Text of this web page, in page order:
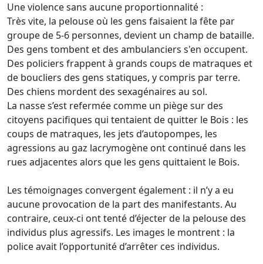
Une violence sans aucune proportionnalité :
Très vite, la pelouse où les gens faisaient la fête par
groupe de 5-6 personnes, devient un champ de bataille.
Des gens tombent et des ambulanciers s'en occupent.
Des policiers frappent à grands coups de matraques et
de boucliers des gens statiques, y compris par terre.
Des chiens mordent des sexagénaires au sol.
La nasse s’est refermée comme un piège sur des
citoyens pacifiques qui tentaient de quitter le Bois : les
coups de matraques, les jets d’autopompes, les
agressions au gaz lacrymogène ont continué dans les
rues adjacentes alors que les gens quittaient le Bois.
Les témoignages convergent également : il n’y a eu
aucune provocation de la part des manifestants. Au
contraire, ceux-ci ont tenté d’éjecter de la pelouse des
individus plus agressifs. Les images le montrent : la
police avait l’opportunité d’arrêter ces individus.